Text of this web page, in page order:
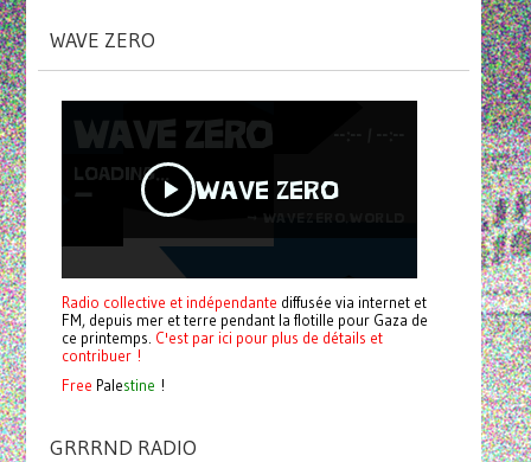
WAVE ZERO
Radio collective et indépendante diffusée via internet et
FM, depuis mer et terre pendant la flotille pour Gaza de
ce printemps. C'est par ici pour plus de détails et
contribuer !
Free Palestine !
GRRRND RADIO